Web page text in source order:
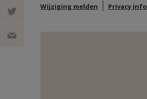
Wijziging melden Privacy info
DEEL OP
FACEBOOK
DEEL OP